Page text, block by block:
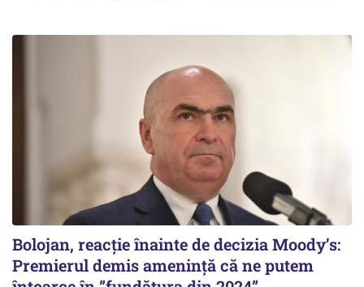
Bolojan, reacție înainte de decizia Moody’s:
Premierul demis amenință că ne putem